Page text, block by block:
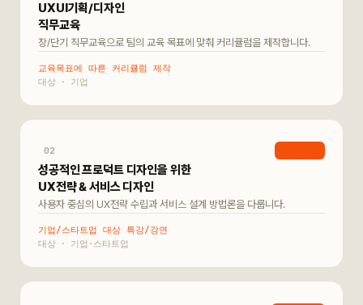
UXUI기획/디자인
직무교육
장/단기 직무교육으로 팀의 교육 목표에 맞춰 커리큘럼을 제작합니다.
교육목표에 따른 커리큘럼 제작
기업
02
성공적인 프로덕트 디자인을 위한
UX전략 & 서비스 디자인
사용자 중심의 UX전략 수립과 서비스 설계 방법론을 다룹니다.
기업/스타트업 대상 특강/강연
기업·스타트업